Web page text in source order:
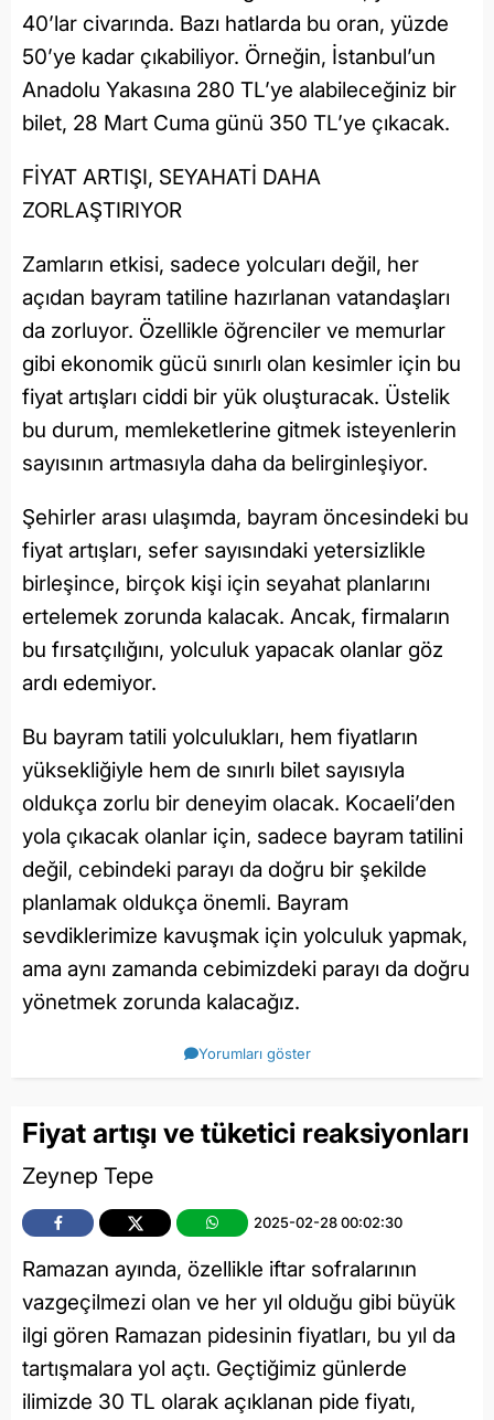
40’lar civarında. Bazı hatlarda bu oran, yüzde
50’ye kadar çıkabiliyor. Örneğin, İstanbul’un
Anadolu Yakasına 280 TL’ye alabileceğiniz bir
bilet, 28 Mart Cuma günü 350 TL’ye çıkacak.
FİYAT ARTIŞI, SEYAHATİ DAHA
ZORLAŞTIRIYOR
Zamların etkisi, sadece yolcuları değil, her
açıdan bayram tatiline hazırlanan vatandaşları
da zorluyor. Özellikle öğrenciler ve memurlar
gibi ekonomik gücü sınırlı olan kesimler için bu
fiyat artışları ciddi bir yük oluşturacak. Üstelik
bu durum, memleketlerine gitmek isteyenlerin
sayısının artmasıyla daha da belirginleşiyor.
Şehirler arası ulaşımda, bayram öncesindeki bu
fiyat artışları, sefer sayısındaki yetersizlikle
birleşince, birçok kişi için seyahat planlarını
ertelemek zorunda kalacak. Ancak, firmaların
bu fırsatçılığını, yolculuk yapacak olanlar göz
ardı edemiyor.
Bu bayram tatili yolculukları, hem fiyatların
yüksekliğiyle hem de sınırlı bilet sayısıyla
oldukça zorlu bir deneyim olacak. Kocaeli’den
yola çıkacak olanlar için, sadece bayram tatilini
değil, cebindeki parayı da doğru bir şekilde
planlamak oldukça önemli. Bayram
sevdiklerimize kavuşmak için yolculuk yapmak,
ama aynı zamanda cebimizdeki parayı da doğru
yönetmek zorunda kalacağız.
Yorumları göster
Fiyat artışı ve tüketici reaksiyonları
Zeynep Tepe
2025-02-28 00:02:30
Ramazan ayında, özellikle iftar sofralarının
vazgeçilmezi olan ve her yıl olduğu gibi büyük
ilgi gören Ramazan pidesinin fiyatları, bu yıl da
tartışmalara yol açtı. Geçtiğimiz günlerde
ilimizde 30 TL olarak açıklanan pide fiyatı,